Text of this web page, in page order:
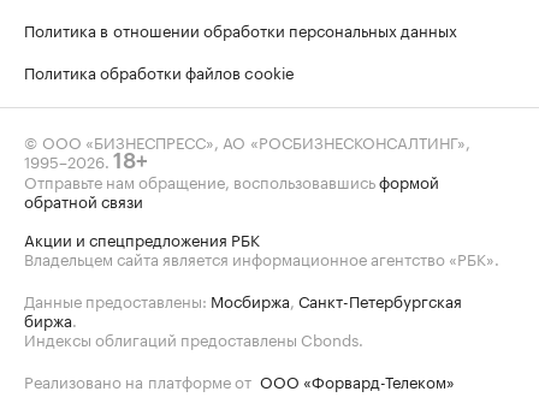
Политика в отношении обработки персональных данных
Политика обработки файлов cookie
© ООО «БИЗНЕСПРЕСС», АО «РОСБИЗНЕСКОНСАЛТИНГ»,
1995–2026. 18+
Отправьте нам обращение, воспользовавшисьформой
обратной связи
Акции и спецпредложения РБК
Владельцем сайта является информационное агентство «РБК».
Данные предоставлены: Мосбиржа, Санкт-Петербургская
биржа.
Индексы облигаций предоставлены Cbonds.
Реализовано на платформе от ООО «Форвард-Телеком»